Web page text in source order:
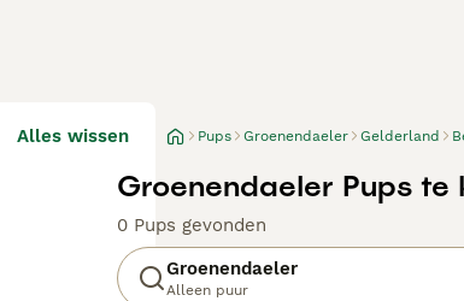
Alles wissen Pups Groenendaeler Gelderland
Groenendaeler Pups te
0 Pups gevonden
Groenendaeler
Alleen puur